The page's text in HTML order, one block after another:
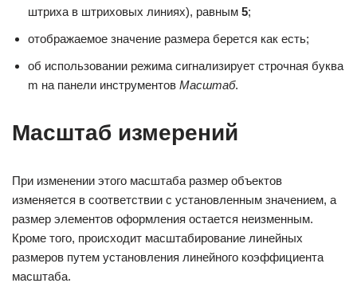
штриха в штриховых линиях), равным 5;
отображаемое значение размера берется как есть;
об использовании режима сигнализирует строчная буква
m на панели инструментов Масштаб.
Масштаб измерений
При изменении этого масштаба размер объектов
изменяется в соответствии с установленным значением, а
размер элементов оформления остается неизменным.
Кроме того, происходит масштабирование линейных
размеров путем установления линейного коэффициента
масштаба.